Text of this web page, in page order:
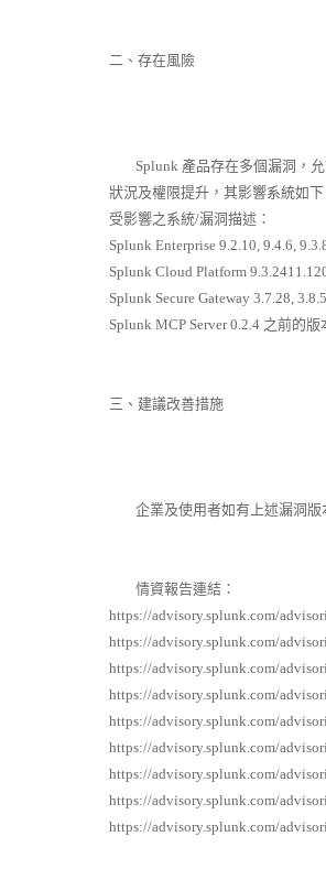
二、存在風險
Splunk 產品存在多個漏洞，允
狀況及權限提升，其影響系統如下
受影響之系統/漏洞描述：
Splunk Enterprise 9.2.10, 9.4.6,
Splunk Cloud Platform
Splunk Secure Gateway 3.7.28,
Splunk MCP Server 0.2.4 之前的版
三、建議改善措施
企業及使用者如有上述漏洞版
情資報告連結：
https://advisory.splunk.com/
https://advisory.splunk.com/
https://advisory.splunk.com/
https://advisory.splunk.com/
https://advisory.splunk.com/
https://advisory.splunk.com/
https://advisory.splunk.com/
https://advisory.splunk.com/
https://advisory.splunk.com/